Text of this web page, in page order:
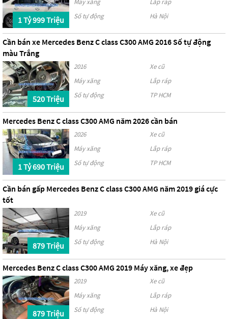
1 Tỷ 999 Triệu
Máy xăng
Lắp ráp
Số tự động
Hà Nội
Cần bán xe Mercedes Benz C class C300 AMG 2016 Số tự động
màu Trắng
520 Triệu
2016
Xe cũ
Máy xăng
Lắp ráp
Số tự động
TP HCM
Mercedes Benz C class C300 AMG năm 2026 cần bán
1 Tỷ 690 Triệu
2026
Xe cũ
Máy xăng
Lắp ráp
Số tự động
TP HCM
Cần bán gấp Mercedes Benz C class C300 AMG năm 2019 giá cực
tốt
879 Triệu
2019
Xe cũ
Máy xăng
Lắp ráp
Số tự động
Hà Nội
Mercedes Benz C class C300 AMG 2019 Máy xăng, xe đẹp
879 Triệu
2019
Xe cũ
Máy xăng
Lắp ráp
Số tự động
Hà Nội